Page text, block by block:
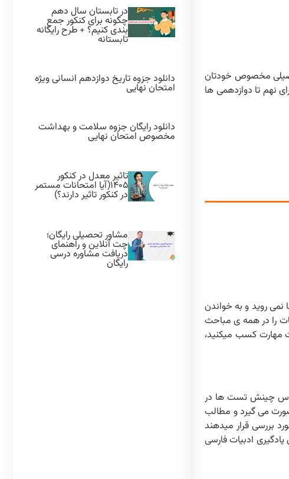
مخصوص خودتان
نهم تا دوازدهمی ها
نمی روید و به خواندن
را در همه ی مباحث
مهارت کسب میکنید،
چینش تست ها در
می گیرد و مطالب
بررسی قرار میدهند
ادبیات فارسی
در تابستان سال دهم
چگونه برای کنکور جمع
بندی کنیم؟ + طرح رایگانه
تابستانه
دانلود جزوه تاریخ دوازدهم انسانی ویژه
امتحان نهایی
دانلود رایگان جزوه سلامت و بهداشت
مخصوص امتحان نهایی
تاثیر معدل در کنکور
۱۴۰۵(آیا امتحانات مستمر
در کنکور تاثیر دارند؟)
مشاور تحصیلی رایگان؛
چت آنلاین و راهنمای
دریافت مشاوره درسی
رایگان